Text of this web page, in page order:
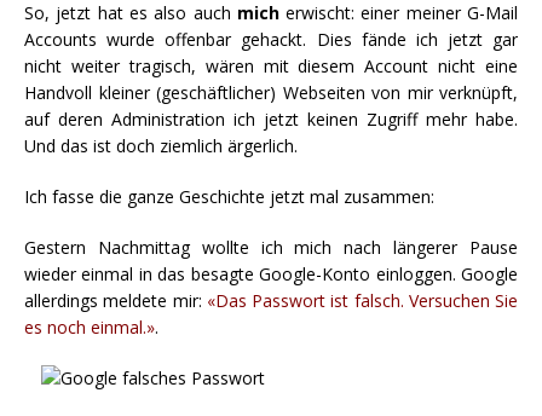
So, jetzt hat es also auch micherwischt: einer meiner G-Mail
Accounts wurde offenbar gehackt. Dies fände ich jetzt gar
nicht weiter tragisch, wären mit diesem Account nicht eine
Handvoll kleiner (geschäftlicher) Webseiten von mir verknüpft,
auf deren Administration ich jetzt keinen Zugriff mehr habe.
Und das ist doch ziemlich ärgerlich.
Ich fasse die ganze Geschichte jetzt mal zusammen:
Gestern Nachmittag wollte ich mich nach längerer Pause
wieder einmal in das besagte Google-Konto einloggen. Google
allerdings meldete mir: «Das Passwort ist falsch. Versuchen Sie
es noch einmal.».